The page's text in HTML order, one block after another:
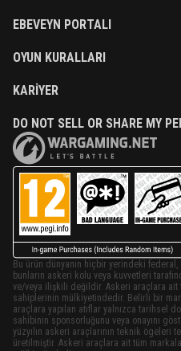
EBEVEYN PORTALI
OYUN KURALLARI
KARIYER
DO NOT SELL OR SHARE MY
Bu ürün dünyanın hiçbir yerindeki federal,
bunların askeri kolu veya kuvvetleri
ve/veya ilişkili değildir. Askeri araçlara
sahiplerinin mülkiyetindedir. Belirli bir
araçlara yapılan atıflar yalnızca tarihsel
sahibinin sponsorluğunu veya onayını
yüzyılın askeri araçlarının teknik ögeleri
üretilmiştir. Askeri araçlara ait tüm